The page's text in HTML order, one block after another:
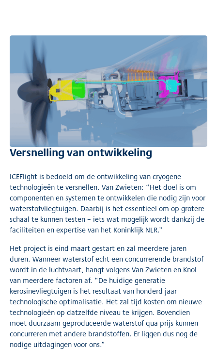
Versnelling van ontwikkeling
ICEFlight is bedoeld om de ontwikkeling van cryogene
technologieën te versnellen. Van Zwieten: “Het doel is om
componenten en systemen te ontwikkelen die nodig zijn voor
waterstofvliegtuigen. Daarbij is het essentieel om op grotere
schaal te kunnen testen – iets wat mogelijk wordt dankzij de
faciliteiten en expertise van het Koninklijk NLR.”
Het project is eind maart gestart en zal meerdere jaren
duren. Wanneer waterstof echt een concurrerende brandstof
wordt in de luchtvaart, hangt volgens Van Zwieten en Knol
van meerdere factoren af. “De huidige generatie
kerosinevliegtuigen is het resultaat van honderd jaar
technologische optimalisatie. Het zal tijd kosten om nieuwe
technologieën op datzelfde niveau te krijgen. Bovendien
moet duurzaam geproduceerde waterstof qua prijs kunnen
concurreren met andere brandstoffen. Er liggen dus nog de
nodige uitdagingen voor ons.”